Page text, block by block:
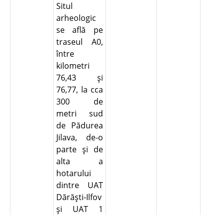
Situl
arheologic
se află pe
traseul A0,
între
kilometri
76,43 şi
76,77, la cca
300 de
metri sud
de Pădurea
Jilava, de-o
parte şi de
alta a
hotarului
dintre UAT
Dărăşti-Ilfov
şi UAT 1